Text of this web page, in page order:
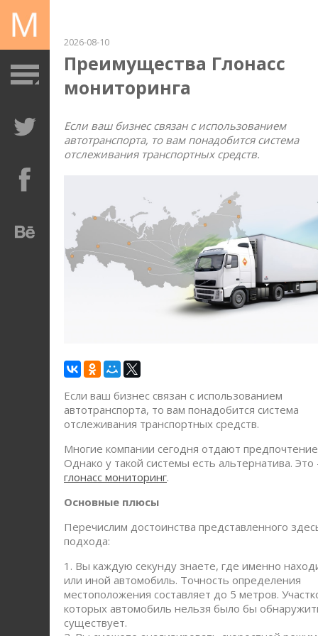
2026-08-10
Преимущества Глонасс
мониторинга
Если ваш бизнес связан с использованием
автотранспорта, то вам понадобится система
отслеживания транспортных средств.
Если ваш бизнес связан с использованием
автотранспорта, то вам понадобится система
отслеживания транспортных средств.
Многие компании сегодня отдают предпочтение
Однако у такой системы есть альтернатива. Это
глонасс мониторинг.
Основные плюсы
Перечислим достоинства представленного
подхода:
1. Вы каждую секунду знаете, где именно
или иной автомобиль. Точность определения
местоположения составляет до 5 метров.
которых автомобиль нельзя было бы
существует.